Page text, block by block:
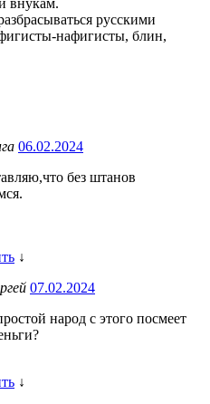
внукам.
русскими
нафигисты, блин,
06.02.2024
без штанов
↓
07.02.2024
народ с этого посмеет
↓